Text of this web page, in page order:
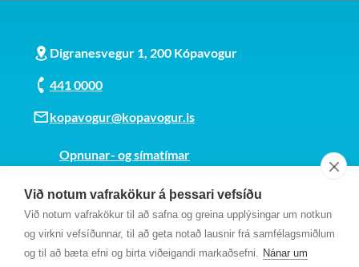
Við notum vafrakökur á þessari vefsíðu
Við notum vafrakökur til að safna og greina upplýsingar um notkun
og virkni vefsíðunnar, til að geta notað lausnir frá samfélagsmiðlum
og til að bæta efni og birta viðeigandi markaðsefni. Nánar um
Digranesvegur 1, 200 Kópavogur
441 0000
kopavogur@kopavogur.is
Opnunar- og símatímar
Kt. 700169-3759
Fundarmannagátt